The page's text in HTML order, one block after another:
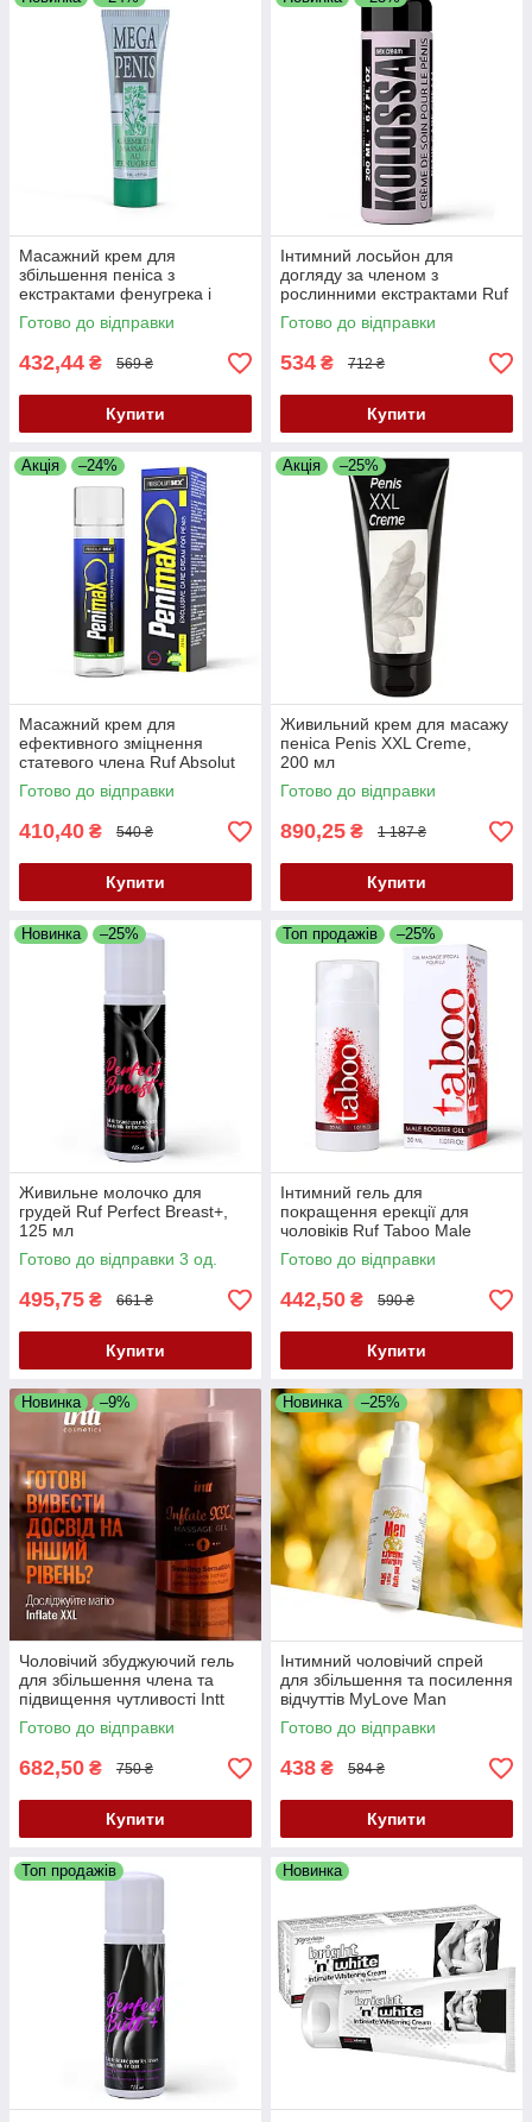
Масажний крем для
збільшення пеніса з
екстрактами фенугрека і
мелілоту Ruf MEGA PENIS,
75 мл
Готово до відправки
432,44 ₴ 569 ₴
Купити
Інтимний лосьйон для
догляду за членом з
рослинними екстрактами Ruf
Kolossal, 200 мл
Готово до відправки
534 ₴ 712 ₴
Купити
Акція –24%
Масажний крем для
ефективного зміцнення
статевого члена Ruf Absolut
Sex PenimaX, 75 мл
Готово до відправки
410,40 ₴ 540 ₴
Купити
Акція –25%
Живильний крем для масажу
пеніса Penis XXL Creme,
200 мл
Готово до відправки
890,25 ₴ 1 187 ₴
Купити
Новинка –25%
Живильне молочко для
грудей Ruf Perfect Breast+,
125 мл
Готово до відправки 3 од.
495,75 ₴ 661 ₴
Купити
Топ продажів –25%
Інтимний гель для
покращення ерекції для
чоловіків Ruf Taboo Male
Booster Gel, 30 мл
Готово до відправки
442,50 ₴ 590 ₴
Купити
Новинка –9%
Чоловічий збуджуючий гель
для збільшення члена та
підвищення чутливості Intt
Inflate XXL,15 мл
Готово до відправки
682,50 ₴ 750 ₴
Купити
Новинка –25%
Інтимний чоловічий спрей
для збільшення та посилення
відчуттів MyLove Man
Extreme Enlarging Med Spray,
50 мл
Готово до відправки
438 ₴ 584 ₴
Купити
Топ продажів Новинка